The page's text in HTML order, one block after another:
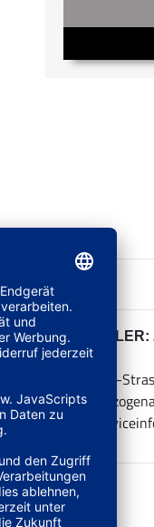
HERSTELLER:
adidas AG
Adi-Dassler-
91074
E-Mail: